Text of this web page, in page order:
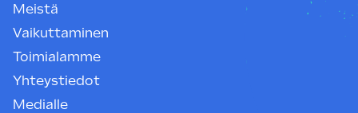
Meistä
Vaikuttaminen
Toimialamme
Yhteystiedot
Medialle